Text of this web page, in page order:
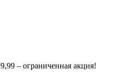
– ограниченная акция!